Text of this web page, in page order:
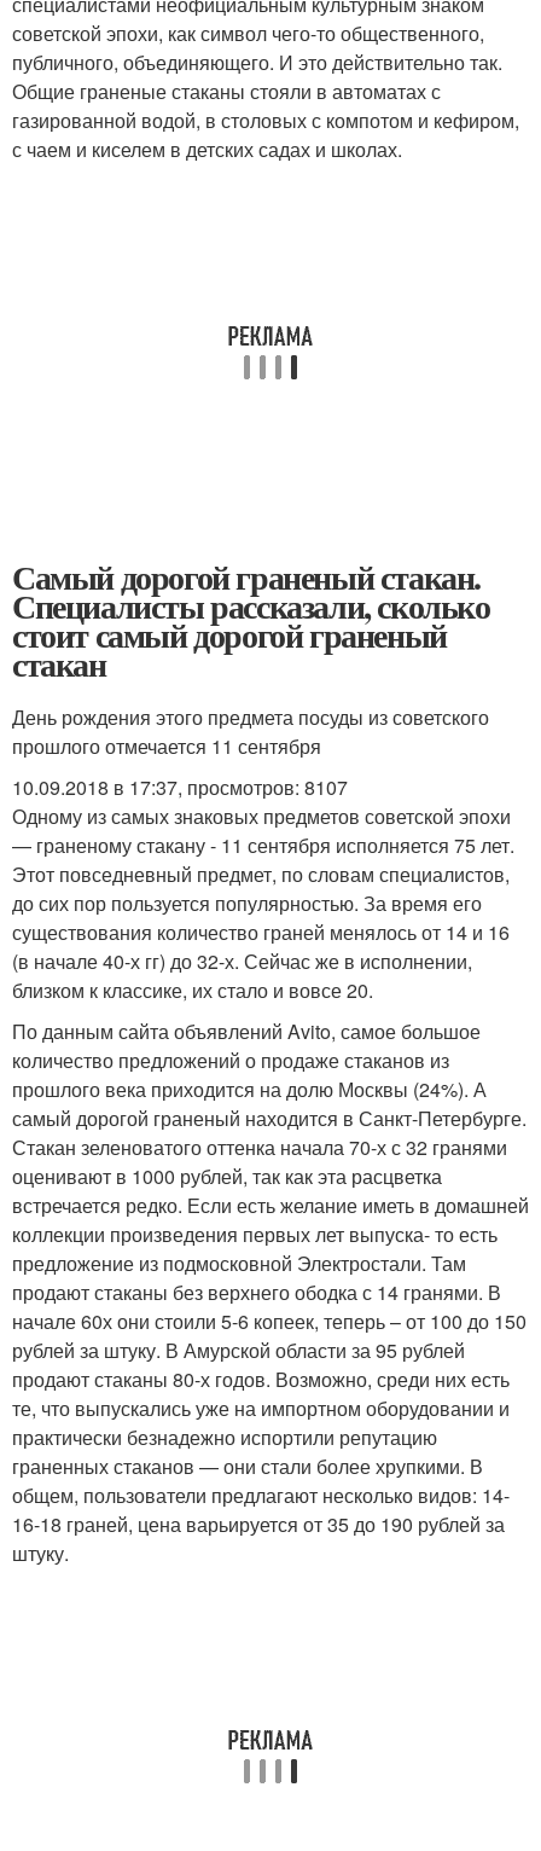
советской эпохи, как символ чего-то общественного,
публичного, объединяющего. И это действительно так.
Общие граненые стаканы стояли в автоматах с
газированной водой, в столовых с компотом и кефиром,
с чаем и киселем в детских садах и школах.
Самый дорогой граненый стакан.
Специалисты рассказали, сколько
стоит самый дорогой граненый
стакан
День рождения этого предмета посуды из советского
прошлого отмечается 11 сентября
10.09.2018 в 17:37, просмотров: 8107
Одному из самых знаковых предметов советской эпохи
— граненому стакану - 11 сентября исполняется 75 лет.
Этот повседневный предмет, по словам специалистов,
до сих пор пользуется популярностью. За время его
существования количество граней менялось от 14 и 16
(в начале 40-х гг) до 32-х. Сейчас же в исполнении,
близком к классике, их стало и вовсе 20.
По данным сайта объявлений Avito, самое большое
количество предложений о продаже стаканов из
прошлого века приходится на долю Москвы (24%). А
самый дорогой граненый находится в Санкт-Петербурге.
Стакан зеленоватого оттенка начала 70-х с 32 гранями
оценивают в 1000 рублей, так как эта расцветка
встречается редко. Если есть желание иметь в домашней
коллекции произведения первых лет выпуска- то есть
предложение из подмосковной Электростали. Там
продают стаканы без верхнего ободка с 14 гранями. В
начале 60х они стоили 5-6 копеек, теперь – от 100 до 150
рублей за штуку. В Амурской области за 95 рублей
продают стаканы 80-х годов. Возможно, среди них есть
те, что выпускались уже на импортном оборудовании и
практически безнадежно испортили репутацию
граненных стаканов — они стали более хрупкими. В
общем, пользователи предлагают несколько видов: 14-
16-18 граней, цена варьируется от 35 до 190 рублей за
штуку.